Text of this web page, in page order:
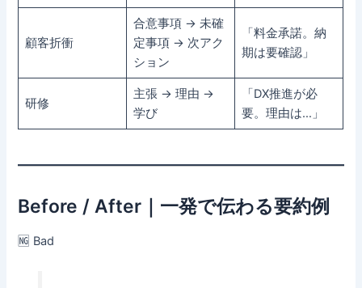
顧客折衝
合意事項 → 未確
定事項 → 次アク
ション
「料金承諾。納
期は要確認」
研修
主張 → 理由 →
学び
「DX推進が必
要。理由は…」
Before / After｜一発で伝わる要約例
🆖 Bad